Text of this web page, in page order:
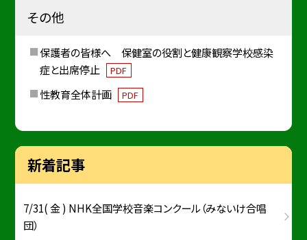
その他
保護者の皆様へ 保健室の役割と健康観察学校感染
症と出席停止
PDF
性教育全体計画 PDF
新着記事
7/31( 金 ) NHK全国学校音楽コンクール（みないけ合唱
団）